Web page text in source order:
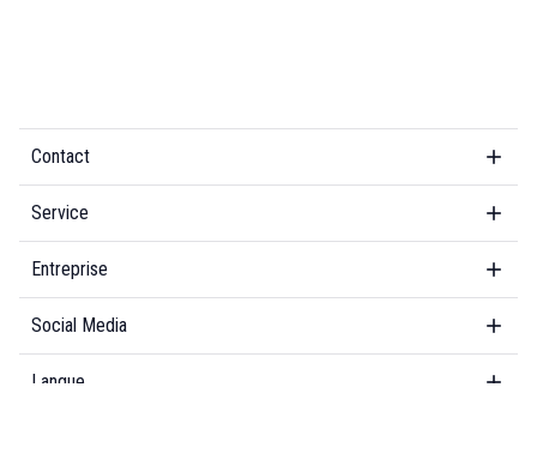
Contact
Service
Entreprise
Social Media
Langue